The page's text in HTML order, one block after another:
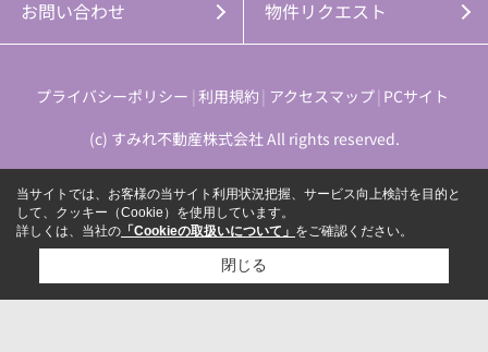
お問い合わせ 物件リクエスト
プライバシーポリシー 利用規約 アクセスマップ PCサイト
(c) すみれ不動産株式会社 All rights reserved.
当サイトでは、お客様の当サイト利用状況把握、サービス向上検討を目的と
して、クッキー（Cookie）を使用しています。
詳しくは、当社の 「Cookieの取扱いについて」 をご確認ください。
閉じる